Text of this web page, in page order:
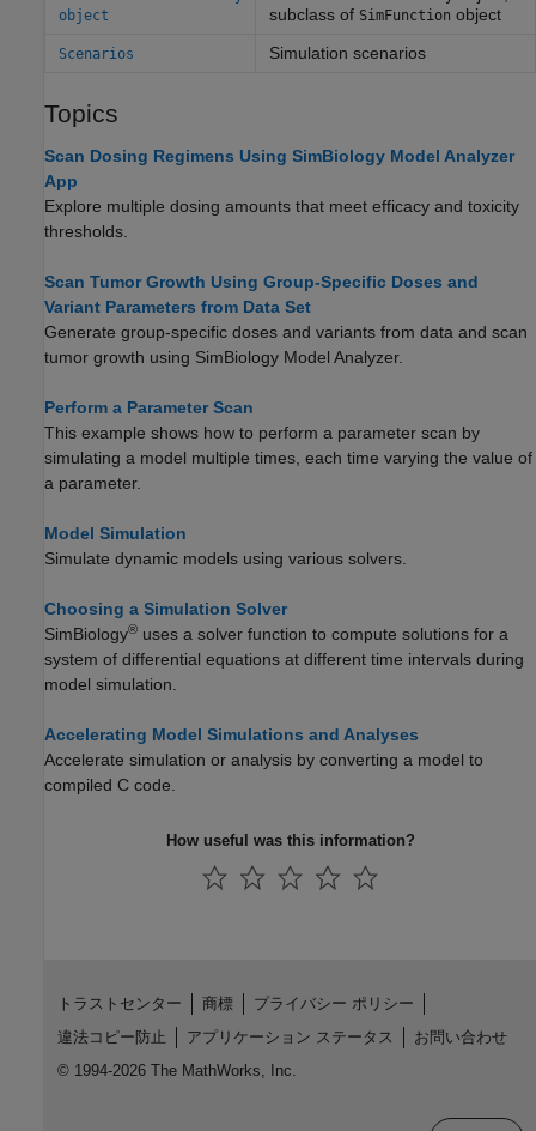
object
subclass of SimFunction object
Scenarios Simulation scenarios
Topics
Scan Dosing Regimens Using SimBiology Model Analyzer
App
Explore multiple dosing amounts that meet efficacy and toxicity
thresholds.
Scan Tumor Growth Using Group-Specific Doses and
Variant Parameters from Data Set
Generate group-specific doses and variants from data and scan
tumor growth using SimBiology Model Analyzer.
Perform a Parameter Scan
This example shows how to perform a parameter scan by
simulating a model multiple times, each time varying the value of
a parameter.
Model Simulation
Simulate dynamic models using various solvers.
Choosing a Simulation Solver
SimBiology® uses a solver function to compute solutions for a
system of differential equations at different time intervals during
model simulation.
Accelerating Model Simulations and Analyses
Accelerate simulation or analysis by converting a model to
compiled C code.
How useful was this information?
トラストセンター 商標
プライバシー ポリシー
違法コピー防止
アプリケーション ステータス
お問い合わせ
© 1994-2026 The MathWorks, Inc.